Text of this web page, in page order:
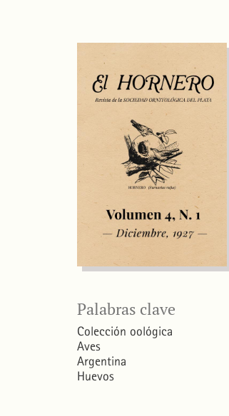
Palabras clave
Colección oológica
Aves
Argentina
Huevos